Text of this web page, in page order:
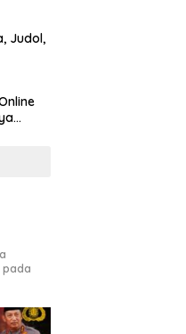
Judol,